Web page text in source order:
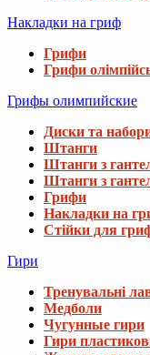
Накладки на гриф
Грифи
Грифи
Грифы олимпийские
Диски та
Штанги
Штанги з
Штанги з
Грифи
Накладки на
Стійки для
Гири
Тренувальні
Медболи
Чугунные гири
Гири